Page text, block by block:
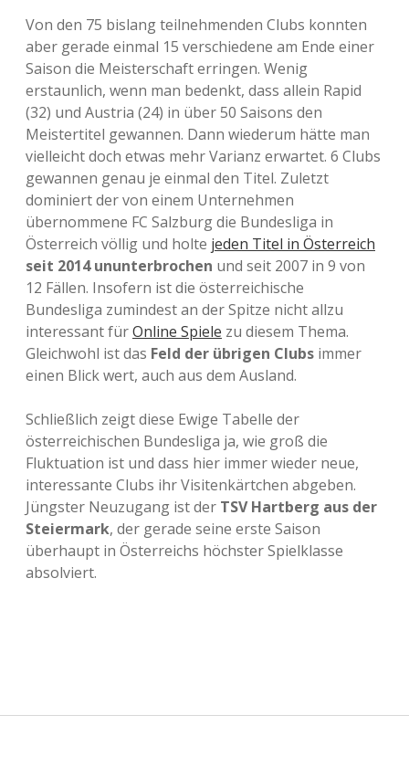
Von den 75 bislang teilnehmenden Clubs konnten
aber gerade einmal 15 verschiedene am Ende einer
Saison die Meisterschaft erringen. Wenig
erstaunlich, wenn man bedenkt, dass allein Rapid
(32) und Austria (24) in über 50 Saisons den
Meistertitel gewannen. Dann wiederum hätte man
vielleicht doch etwas mehr Varianz erwartet. 6 Clubs
gewannen genau je einmal den Titel. Zuletzt
dominiert der von einem Unternehmen
übernommene FC Salzburg die Bundesliga in
Österreich völlig und holte jeden Titel in Österreich
seit 2014 ununterbrochen und seit 2007 in 9 von
12 Fällen. Insofern ist die österreichische
Bundesliga zumindest an der Spitze nicht allzu
interessant fürOnline Spiele zu diesem Thema.
Gleichwohl ist das Feld der übrigen Clubs immer
einen Blick wert, auch aus dem Ausland.
Schließlich zeigt diese Ewige Tabelle der
österreichischen Bundesliga ja, wie groß die
Fluktuation ist und dass hier immer wieder neue,
interessante Clubs ihr Visitenkärtchen abgeben.
Jüngster Neuzugang ist der TSV Hartberg aus der
Steiermark, der gerade seine erste Saison
überhaupt in Österreichs höchster Spielklasse
absolviert.